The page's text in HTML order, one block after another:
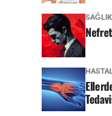
SAĞLIK